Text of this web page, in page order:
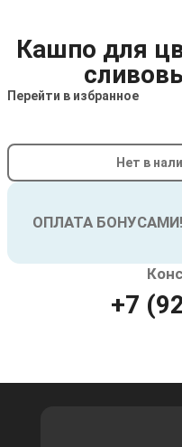
Кашпо для
Перейти в избранное
Нет в
ОПЛАТА БОНУСАМИ!
+7